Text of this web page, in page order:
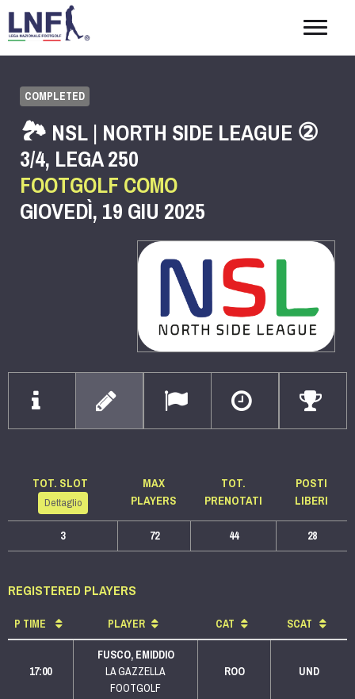
COMPLETED
🏞️ NSL | NORTH SIDE LEAGUE ②
3/4, LEGA 250
FOOTGOLF COMO
GIOVEDÌ, 19 GIU 2025
TOT. SLOT
Dettaglio
MAX
PLAYERS
TOT.
PRENOTATI
POSTI
LIBERI
3 72 44 28
REGISTERED PLAYERS
P TIME PLAYER CAT SCAT
17:00
FUSCO, EMIDDIO
LA GAZZELLA
FOOTGOLF
ROO UND